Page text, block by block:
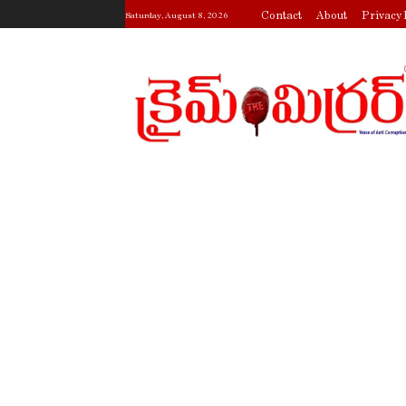
Saturday, August 8, 2026 Contact About Privacy